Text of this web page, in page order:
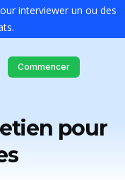
interviewer un ou des
Commencer
pour